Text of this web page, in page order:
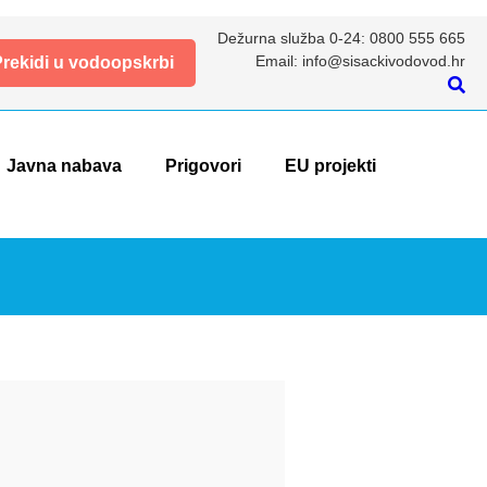
u vodoopskrbi
Dežurna služba 0-24: 0800 555 665
Email: info@sisackivodovod.hr
Javna nabava Prigovori EU projekti